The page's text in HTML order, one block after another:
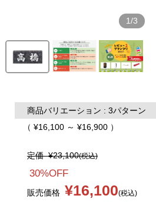
1/3
商品バリエーション : 3パターン
（ ¥16,100 ～ ¥16,900 ）
定価¥23,100(税込)
30%OFF
販売価格 ¥16,100(税込)